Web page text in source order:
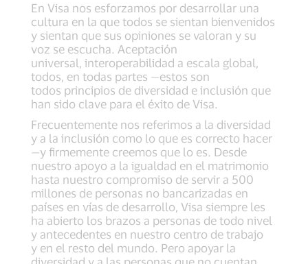
En Visa nos esforzamos por desarrollar una
cultura en la que todos se sientan bienvenidos
y sientan que sus opiniones se valoran y su
voz se escucha. Aceptación
universal, interoperabilidad a escala global,
todos, en todas partes —estos son
todos principios de diversidad e inclusión que
han sido clave para el éxito de Visa.
Frecuentemente nos referimos a la diversidad
y a la inclusión como lo que es correcto hacer
—y firmemente creemos que lo es. Desde
nuestro apoyo a la igualdad en el matrimonio
hasta nuestro compromiso de servir a 500
millones de personas no bancarizadas en
países en vías de desarrollo, Visa siempre les
ha abierto los brazos a personas de todo nivel
y antecedentes en nuestro centro de trabajo
y en el resto del mundo. Pero apoyar la